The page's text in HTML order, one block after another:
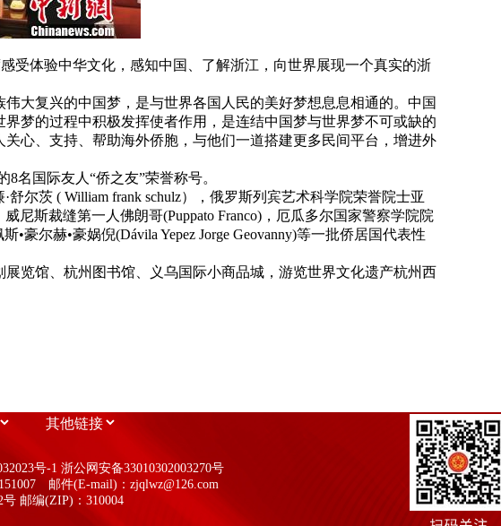
体验中华文化，感知中国、了解浙江，向世界展现一个真实的浙
复兴的中国梦，是与世界各国人民的美好梦想息息相通的。中国
梦的过程中积极发挥使者作用，是连结中国梦与世界梦不可或缺的
心、支持、帮助海外侨胞，与他们一道搭建更多民间平台，增进外
国际友人“侨之友”荣誉称号。
茨 ( William frank schulz），俄罗斯列宾艺术科学院荣誉院士亚
威尼斯裁缝第一人佛朗哥(Puppato Franco)，厄瓜多尔国家警察学院院
豪尔赫•豪娲倪(Dávila Yepez Jorge Geovanny)等一批侨居国代表性
览馆、杭州图书馆、义乌国际小商品城，游览世界文化遗产杭州西
号-1 浙公网安备33010302003270号
邮件(E-mail)：zjqlwz@126.com
邮编(ZIP)：310004